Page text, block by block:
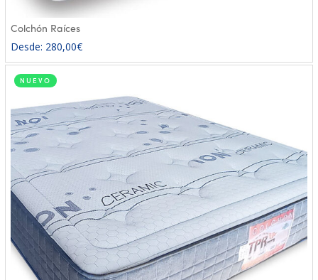
Colchón Raíces
Desde: 280,00€
NUEVO